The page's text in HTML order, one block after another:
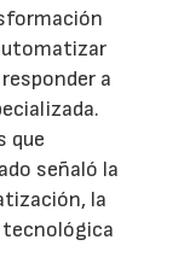
a
que
señaló la
la